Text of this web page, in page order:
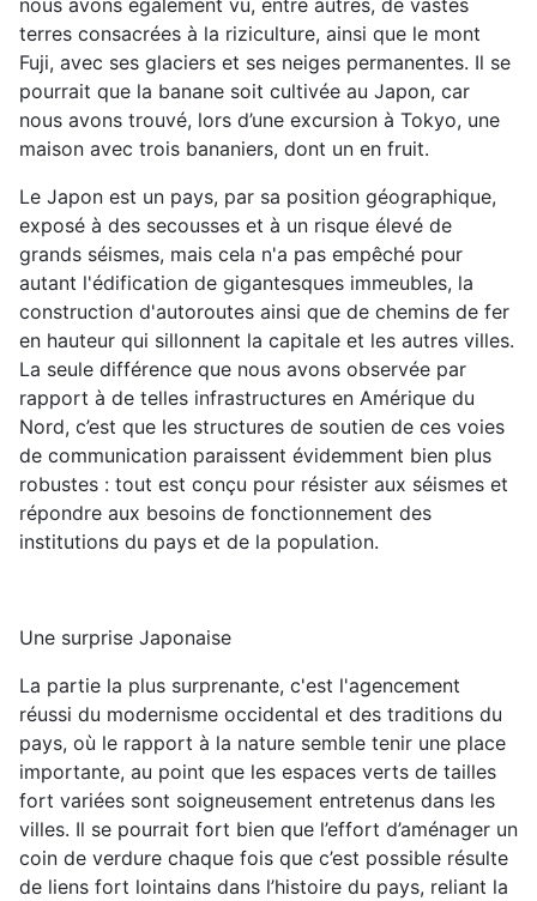
nous avons également vu, entre autres, de vastes
terres consacrées à la riziculture, ainsi que le mont
Fuji, avec ses glaciers et ses neiges permanentes. Il se
pourrait que la banane soit cultivée au Japon, car
nous avons trouvé, lors d’une excursion à Tokyo, une
maison avec trois bananiers, dont un en fruit.
Le Japon est un pays, par sa position géographique,
exposé à des secousses et à un risque élevé de
grands séismes, mais cela n'a pas empêché pour
autant l'édification de gigantesques immeubles, la
construction d'autoroutes ainsi que de chemins de fer
en hauteur qui sillonnent la capitale et les autres villes.
La seule différence que nous avons observée par
rapport à de telles infrastructures en Amérique du
Nord, c’est que les structures de soutien de ces voies
de communication paraissent évidemment bien plus
robustes : tout est conçu pour résister aux séismes et
répondre aux besoins de fonctionnement des
institutions du pays et de la population.
Une surprise Japonaise
La partie la plus surprenante, c'est l'agencement
réussi du modernisme occidental et des traditions du
pays, où le rapport à la nature semble tenir une place
importante, au point que les espaces verts de tailles
fort variées sont soigneusement entretenus dans les
villes. Il se pourrait fort bien que l’effort d’aménager un
coin de verdure chaque fois que c’est possible résulte
de liens fort lointains dans l’histoire du pays, reliant la